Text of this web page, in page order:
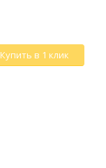
Купить в 1 клик